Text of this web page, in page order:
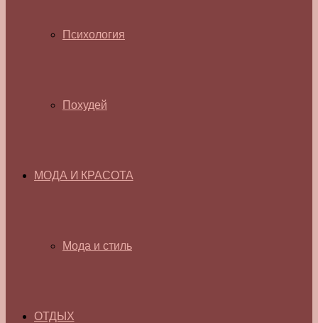
Психология
Похудей
МОДА И КРАСОТА
Мода и стиль
ОТДЫХ